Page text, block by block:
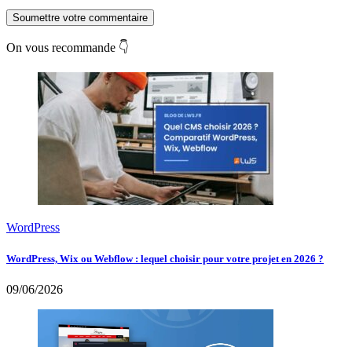
Soumettre votre commentaire
On vous recommande 👇
WordPress
WordPress, Wix ou Webflow : lequel choisir pour votre projet en 2026 ?
09/06/2026